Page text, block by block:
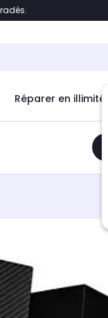
Accéder
Réparer en